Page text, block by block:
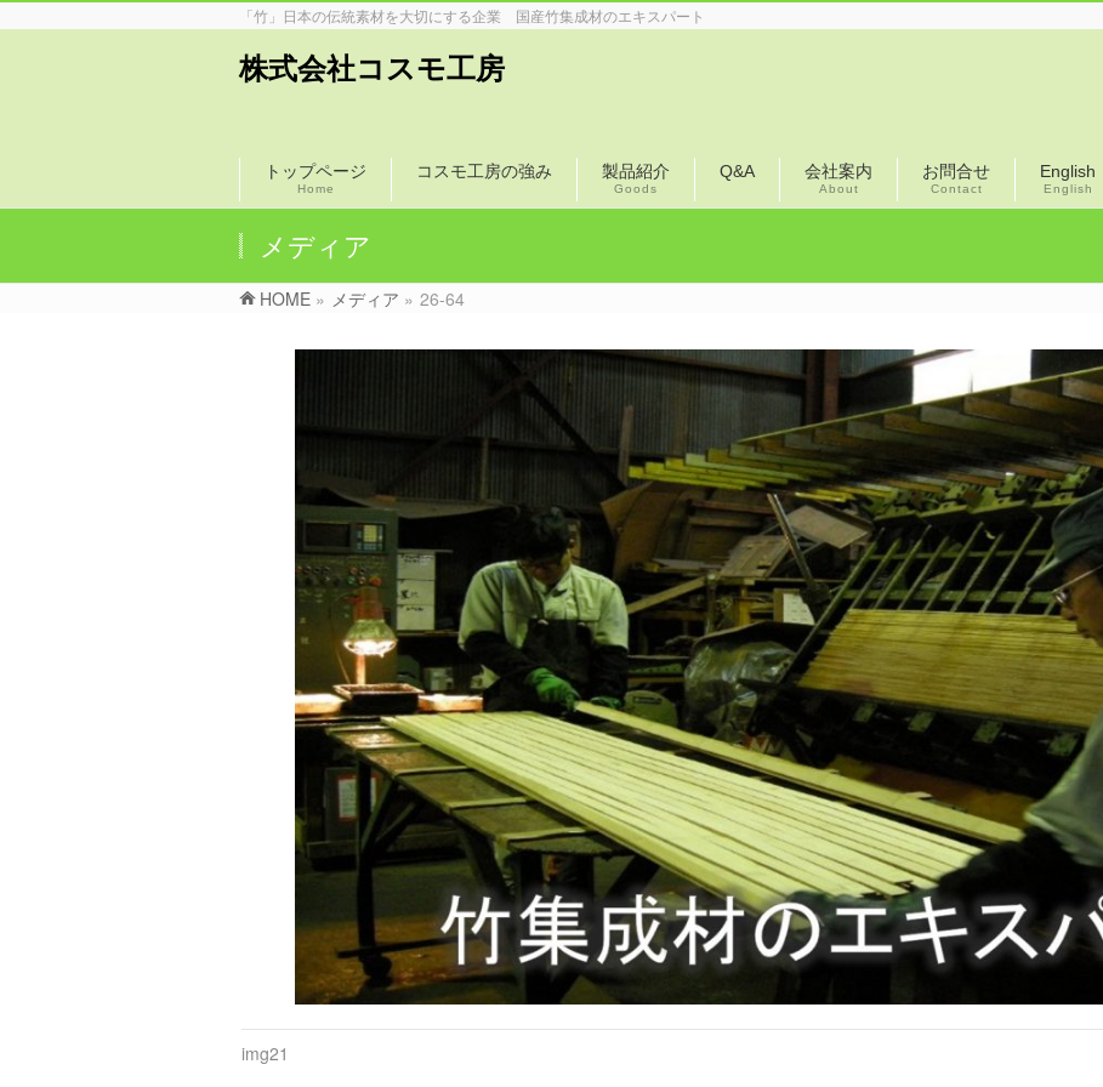
「竹」日本の伝統素材を大切にする企業 国産竹集成材のエキスパート
株式会社コスモ工房
トップページ
Home
コスモ工房の強み 製品紹介
Goods
Q&A 会社案内
About
お問合せ
Contact
English
English
メディア
HOME » メディア » 26-64
img21